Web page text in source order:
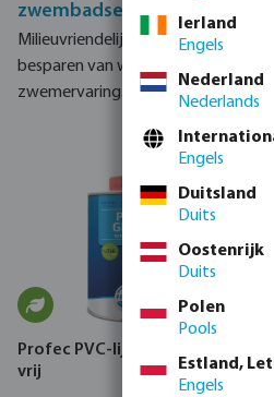
zwembadsector
Milieuvriendelijke producten,
besparen van water en zorgen voor
zwemervaring.
Profec PVC-lijm type THF
vrij
Ierland
Engels
Nederland
Nederlands
Engels
Duitsland
Duits
Oostenrijk
Duits
Polen
Pools
Estland,
Engels